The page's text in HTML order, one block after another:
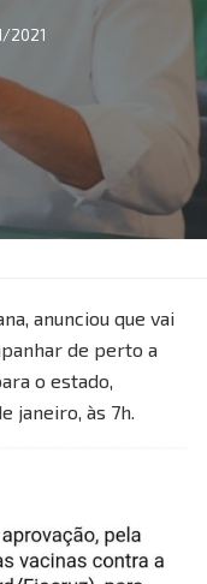
2021
anunciou que vai
de perto a
o estado,
janeiro, às 7h.